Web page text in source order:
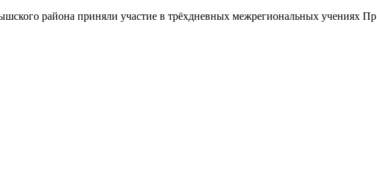
района приняли участие в трёхдневных межрегиональных учениях Пр